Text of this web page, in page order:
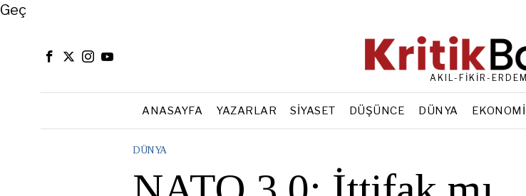
Close
Geç
AKIL-FİKİR-ERDEM
ANASAYFA YAZARLAR SIYASET DÜŞÜNCE DÜNYA EKONOMI
DÜNYA